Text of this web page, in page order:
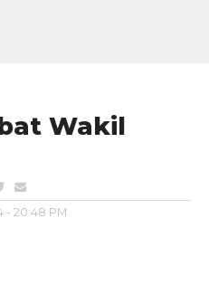
Wakil
- 20:48 PM